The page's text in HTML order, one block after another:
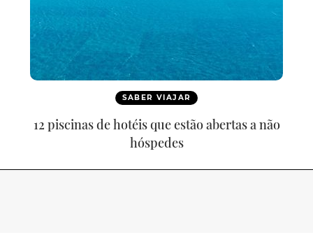
SABER VIAJAR
12 piscinas de hotéis que estão abertas a não
hóspedes